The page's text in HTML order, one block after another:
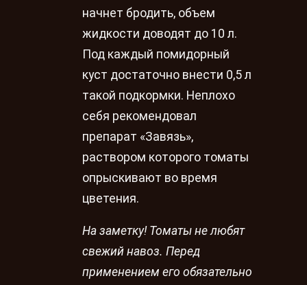
начнет бродить, объем
жидкости доводят до 10 л.
Под каждый помидорный
куст достаточно внести 0,5 л
такой подкормки. Неплохо
себя рекомендовал
препарат «Завязь»,
раствором которого томаты
опрыскивают во время
цветения.
На заметку! Томаты не любят
свежий навоз. Перед
применением его обязательно